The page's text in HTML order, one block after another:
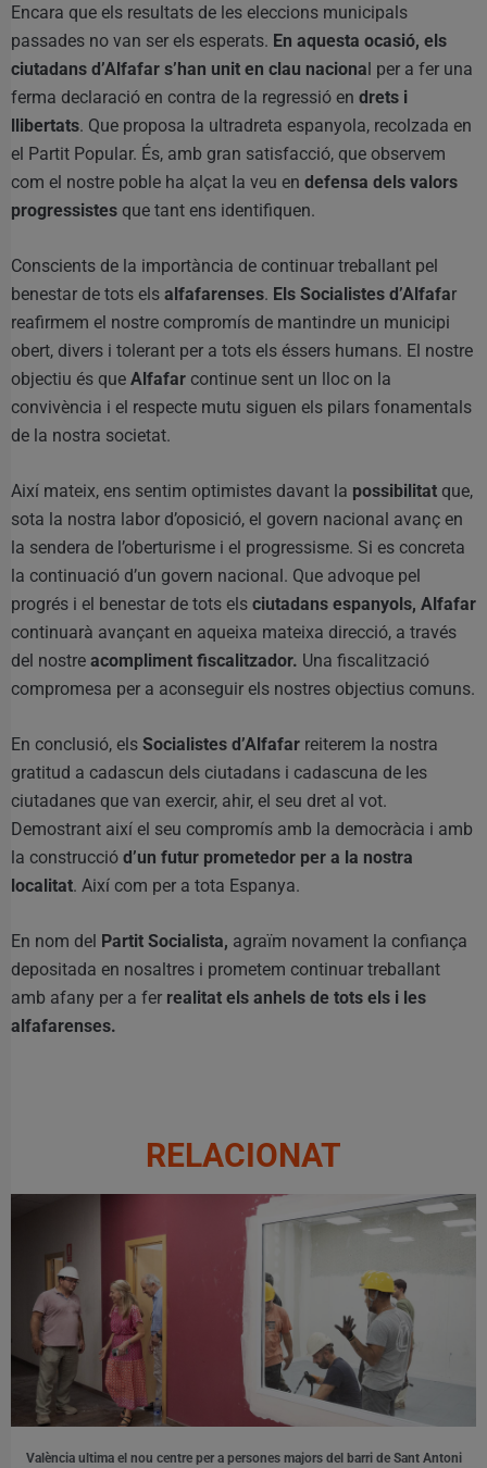
Encara que els resultats de les eleccions municipals
passades no van ser els esperats. En aquesta ocasió, els
ciutadans d’Alfafar s’han unit en clau nacional per a fer una
ferma declaració en contra de la regressió en drets i
llibertats. Que proposa la ultradreta espanyola, recolzada en
el Partit Popular. És, amb gran satisfacció, que observem
com el nostre poble ha alçat la veu en defensa dels valors
progressistes que tant ens identifiquen.
Conscients de la importància de continuar treballant pel
benestar de tots els alfafarenses. Els Socialistes d’Alfafar
reafirmem el nostre compromís de mantindre un municipi
obert, divers i tolerant per a tots els éssers humans. El nostre
objectiu és que Alfafar continue sent un lloc on la
convivència i el respecte mutu siguen els pilars fonamentals
de la nostra societat.
Així mateix, ens sentim optimistes davant la possibilitat que,
sota la nostra labor d’oposició, el govern nacional avanç en
la sendera de l’oberturisme i el progressisme. Si es concreta
la continuació d’un govern nacional. Que advoque pel
progrés i el benestar de tots els ciutadans espanyols, Alfafar
continuarà avançant en aqueixa mateixa direcció, a través
del nostre acompliment fiscalitzador. Una fiscalització
compromesa per a aconseguir els nostres objectius comuns.
En conclusió, els Socialistes d’Alfafar reiterem la nostra
gratitud a cadascun dels ciutadans i cadascuna de les
ciutadanes que van exercir, ahir, el seu dret al vot.
Demostrant així el seu compromís amb la democràcia i amb
la construcció d’un futur prometedor per a la nostra
localitat. Així com per a tota Espanya.
En nom del Partit Socialista, agraïm novament la confiança
depositada en nosaltres i prometem continuar treballant
amb afany per a fer realitat els anhels de tots els i les
alfafarenses.
RELACIONAT
València ultima el nou centre per a persones majors del barri de Sant Antoni